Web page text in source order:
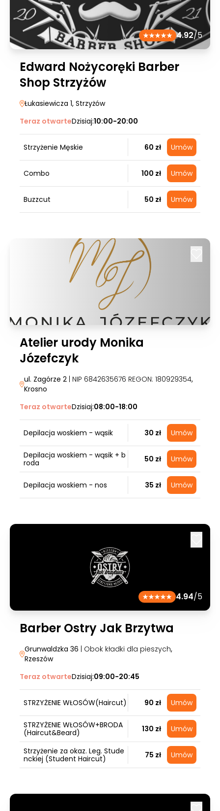
4.92/5
Edward Nożycoręki Barber
Shop Strzyżów
Łukasiewicza 1, Strzyżów
Teraz otwarteDzisiaj:10:00-20:00
Strzyżenie Męskie 60 zł Umów
Combo 100 zł Umów
Buzzcut 50 zł Umów
Atelier urody Monika
Józefczyk
ul. Zagórze 2 | NIP 6842635676 REGON: 180929354,
Krosno
Teraz otwarteDzisiaj:08:00-18:00
Depilacja woskiem - wąsik 30 zł Umów
Depilacja woskiem - wąsik + b
roda
50 zł Umów
Depilacja woskiem - nos 35 zł Umów
4.94/5
Barber Ostry Jak Brzytwa
Grunwaldzka 36 | Obok kładki dla pieszych,
Rzeszów
Teraz otwarteDzisiaj:09:00-20:45
STRZYŻENIE WŁOSÓW(Haircut) 90 zł Umów
STRZYŻENIE WŁOSÓW+BRODA
(Haircut&Beard)
130 zł Umów
Strzyżenie za okaz. Leg. Stude
nckiej (Student Haircut)
75 zł Umów